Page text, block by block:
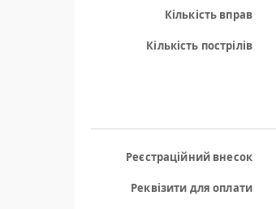
Кількість вправ
Кількість пострілів
Реєстраційний внесок
Реквізити для оплати